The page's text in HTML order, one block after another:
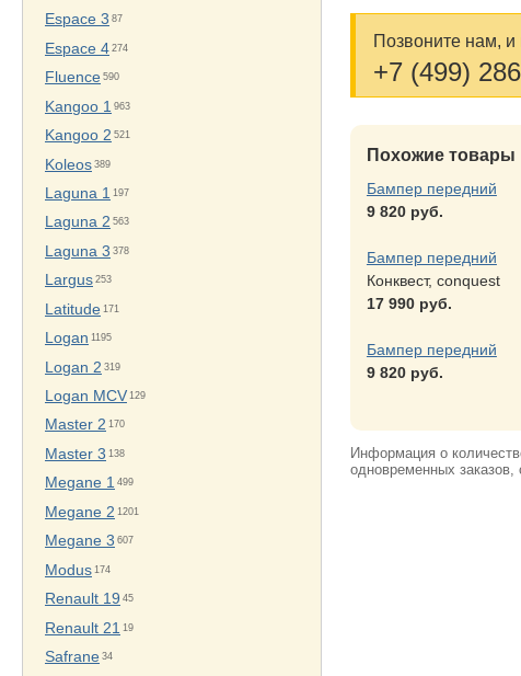
Позвоните нам, и
+7 (499)
Похожие товары
Бампер передний
9 820 руб.
Бампер передний
Конквест, conquest
17 990 руб.
Бампер передний
9 820 руб.
Информация о
одновременных
Espace 3 87
Espace 4 274
Fluence 590
Kangoo 1 963
Kangoo 2 521
Koleos 389
Laguna 1 197
Laguna 2 563
Laguna 3 378
Largus 253
Latitude 171
Logan 1195
Logan 2 319
Logan MCV 129
Master 2 170
Master 3 138
Megane 1 499
Megane 2 1201
Megane 3 607
Modus 174
Renault 19 45
Renault 21 19
Safrane 34